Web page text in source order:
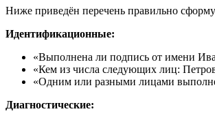
Ниже приведён перечень правильно
Идентификационные:
«Выполнена ли подпись от имени
«Кем из числа следующих лиц:
«Одним или разными лицами
Диагностические: